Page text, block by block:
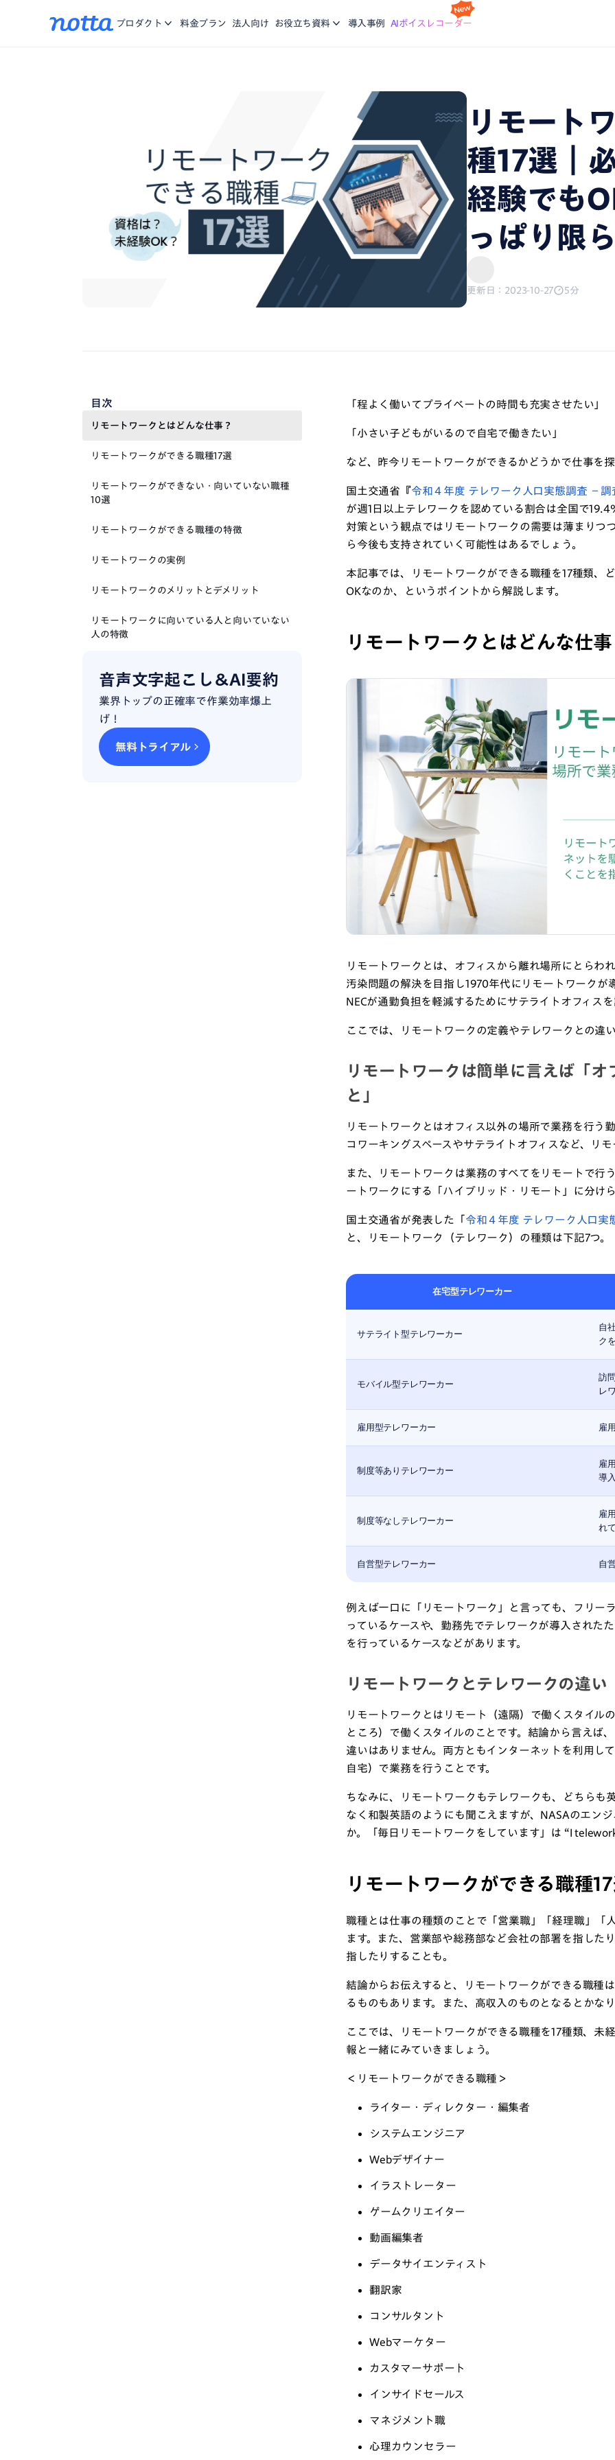
プロダクト
お問合せ iOS/Androidで使える文字起こしアプリ
商談の記録、分析、CRM同期などをエージェントにお任せ
思考する時間を、あなたに。会議・データの整理分析はAIにお任せ
会話が
料金プラン 法人向け お役立ち資料
をご紹介。
Nottaの基本的な使い方について学ぶ。企業に向けた研修
コースも提供
導入事例 AIボイスレコーダー
リモート
種17選｜
経験でも
っぱり限
更新日：2023-10-27 5分
目次
リモートワークとはどんな仕事？
リモートワークができる職種17選
リモートワークができない・向いていない職種
10選
リモートワークができる職種の特徴
リモートワークの実例
リモートワークのメリットとデメリット
リモートワークに向いている人と向いていない
人の特徴
Web会議を完全自動でテキスト化！リモートワ
ークのアシスタントにNotta
リモートワークができる職種に関するよくある
質問
音声文字起こし＆AI要約
業界トップの正確率で作業効率爆上
げ！
無料トライアル
「程よく働いてプライベートの時間も充実させたい」
「小さい子どもがいるので自宅で働きたい」
など、昨今リモートワークができるかどうかで仕事を
国土交通省『令和４年度 テレワーク人口実態調査 －
が週1日以上テレワークを認めている割合は全国で
対策という観点ではリモートワークの需要は薄まりつ
ら今後も支持されていく可能性はあるでしょう。
本記事では、リモートワークができる職種を17種類、
OKなのか、というポイントから解説します。
リモートワークとはどんな仕
リモートワークとは、オフィスから離れ場所にとらわ
汚染問題の解決を目指し1970年代にリモートワークが
NECが通勤負担を軽減するためにサテライトオフィス
ここでは、リモートワークの定義やテレワークとの違
リモートワークは簡単に言えば「
と」
リモートワークとはオフィス以外の場所で業務を行う
コワーキングスペースやサテライトオフィスなど、リ
また、リモートワークは業務のすべてをリモートで行
ートワークにする「ハイブリッド・リモート」に分け
国土交通省が発表した「 令和４年度 テレワーク人口実
と、リモートワーク（テレワーク）の種類は下記7つ。
在宅型テレワーカー
サテライト型テレワーカー
自
ク
モバイル型テレワーカー
訪
レ
雇用型テレワーカー 雇
制度等ありテレワーカー
雇
導
制度等なしテレワーカー
雇
れ
自営型テレワーカー 自
例えば一口に「リモートワーク」と言っても、フリー
っているケースや、勤務先でテレワークが導入された
を行っているケースなどがあります。
リモートワークとテレワークの違い
リモートワークとはリモート（遠隔）で働くスタイル
ところ）で働くスタイルのことです。結論から言えば
違いはありません。両方ともインターネットを利用し
自宅）で業務を行うことです。
ちなみに、リモートワークもテレワークも、どちらも
なく和製英語のようにも聞こえますが、NASAのエン
か。「毎日リモートワークをしています」は “I
リモートワークができる職種
職種とは仕事の種類のことで「営業職」「経理職」「
ます。また、営業部や総務部など会社の部署を指した
指したりすることも。
結論からお伝えすると、リモートワークができる職種
るものもあります。また、高収入のものとなるとかな
ここでは、リモートワークができる職種を17種類、未
報と一緒にみていきましょう。
＜リモートワークができる職種＞
ライター・ディレクター・編集者
システムエンジニア
Webデザイナー
イラストレーター
ゲームクリエイター
動画編集者
データサイエンティスト
翻訳家
コンサルタント
Webマーケター
カスタマーサポート
インサイドセールス
マネジメント職
心理カウンセラー